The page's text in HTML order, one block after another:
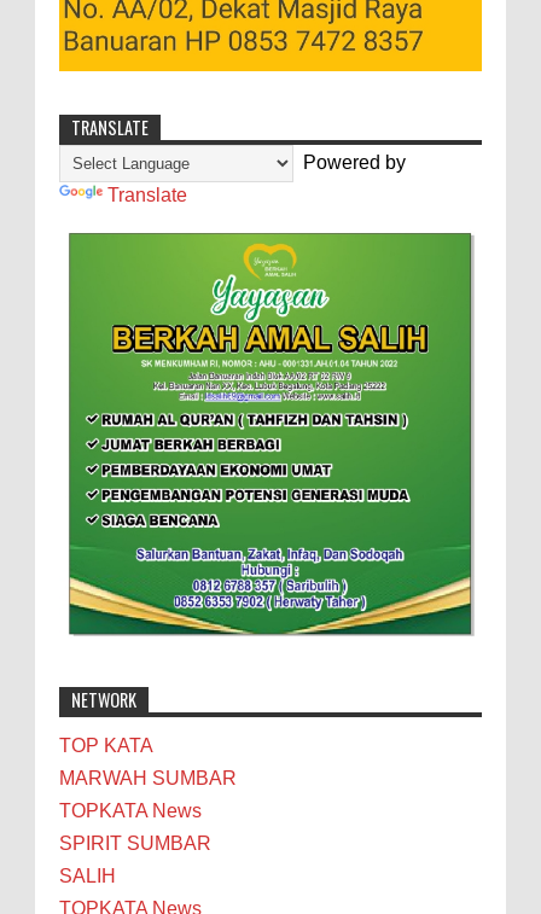
TRANSLATE
Powered by
Translate
NETWORK
TOP KATA
MARWAH SUMBAR
TOPKATA News
SPIRIT SUMBAR
SALIH
TOPKATA News